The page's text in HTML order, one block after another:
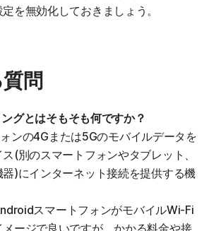
を無効化しておきましょう。
問
グとはそもそも何ですか？
ンの4Gまたは5Gのモバイルデータを
(別のスマートフォンやタブレット、
)にインターネット接続を提供する機
スマートフォンがモバイルWi-Fi
ージで良いですが、かかる料金や接